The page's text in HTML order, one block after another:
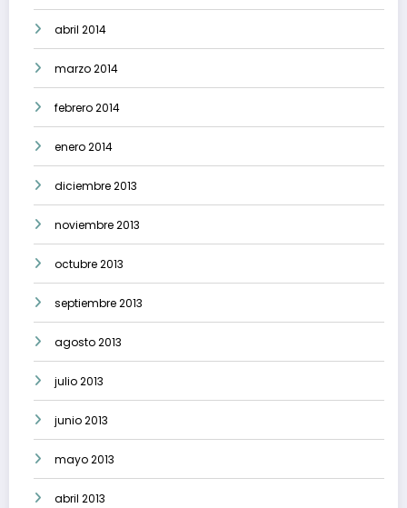
abril 2014
marzo 2014
febrero 2014
enero 2014
diciembre 2013
noviembre 2013
octubre 2013
septiembre 2013
agosto 2013
julio 2013
junio 2013
mayo 2013
abril 2013